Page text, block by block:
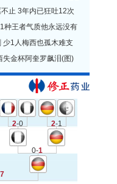
止 3年内已狂吐12次
种王者气质他永远没有
少1人梅西也孤木难支
失金杯阿奎罗飙泪(图)
2-0 2-1
0-1
7